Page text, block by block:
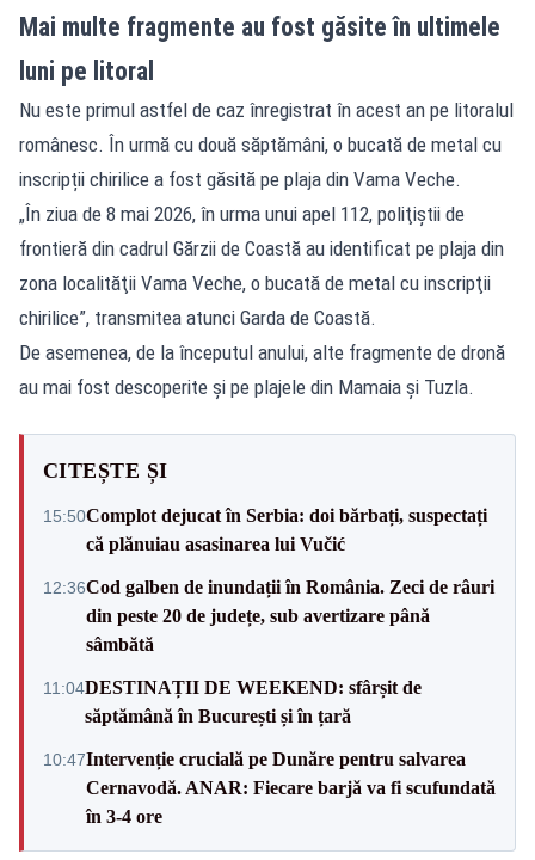
Mai multe fragmente au fost găsite în ultimele
luni pe litoral
Nu este primul astfel de caz înregistrat în acest an pe litoralul
românesc. În urmă cu două săptămâni, o bucată de metal cu
inscripții chirilice a fost găsită pe plaja din Vama Veche.
„În ziua de 8 mai 2026, în urma unui apel 112, poliţiştii de
frontieră din cadrul Gărzii de Coastă au identificat pe plaja din
zona localităţii Vama Veche, o bucată de metal cu inscripţii
chirilice”, transmitea atunci Garda de Coastă.
De asemenea, de la începutul anului, alte fragmente de dronă
au mai fost descoperite și pe plajele din Mamaia și Tuzla.
CITEȘTE ȘI
15:50Complot dejucat în Serbia: doi bărbați, suspectați
că plănuiau asasinarea lui Vučić
12:36Cod galben de inundații în România. Zeci de râuri
din peste 20 de județe, sub avertizare până
sâmbătă
11:04DESTINAȚII DE WEEKEND: sfârșit de
săptămână în București și în țară
10:47Intervenție crucială pe Dunăre pentru salvarea
Cernavodă. ANAR: Fiecare barjă va fi scufundată
în 3-4 ore